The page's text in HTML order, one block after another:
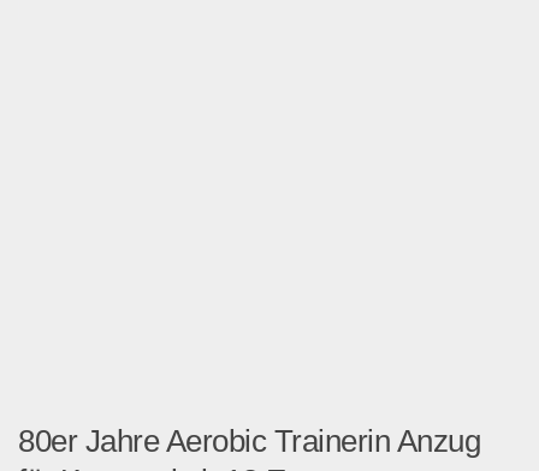
80er Jahre Aerobic Trainerin Anzug